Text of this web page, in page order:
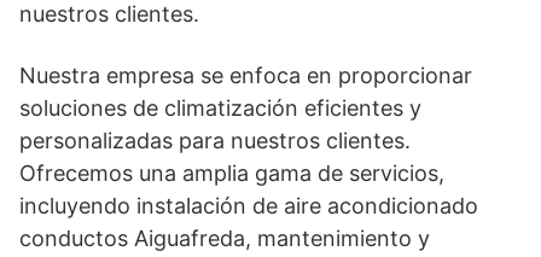
nuestros clientes.
Nuestra empresa se enfoca en proporcionar
soluciones de climatización eficientes y
personalizadas para nuestros clientes.
Ofrecemos una amplia gama de servicios,
incluyendo instalación de aire acondicionado
conductos Aiguafreda, mantenimiento y